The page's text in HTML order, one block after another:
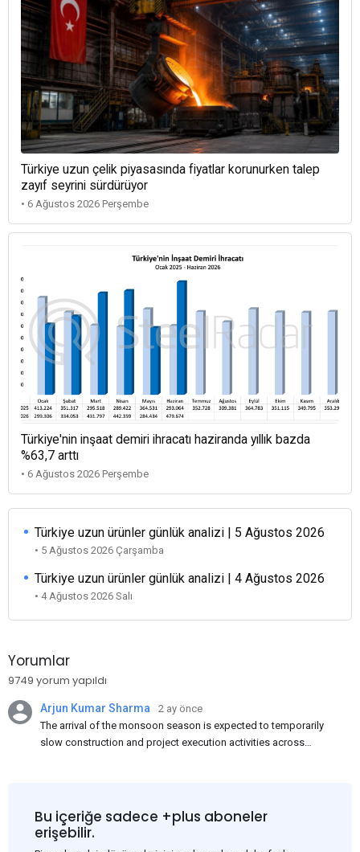
Türkiye uzun çelik piyasasında fiyatlar korunurken talep
zayıf seyrini sürdürüyor
• 6 Ağustos 2026 Perşembe
Türkiye'nin inşaat demiri ihracatı haziranda yıllık bazda
%63,7 arttı
• 6 Ağustos 2026 Perşembe
Türkiye uzun ürünler günlük analizi | 5 Ağustos 2026
• 5 Ağustos 2026 Çarşamba
Türkiye uzun ürünler günlük analizi | 4 Ağustos 2026
• 4 Ağustos 2026 Salı
Yorumlar
9749 yorum yapıldı
Arjun Kumar Sharma
2 ay önce
The arrival of the monsoon season is expected to temporarily
slow construction and project execution activities across
and rural construction projects is expected to provide support
to the market despite seasonal disruptions caused by heavy
rainfall.
Bu içeriğe sadece +plus aboneler
erişebilir.